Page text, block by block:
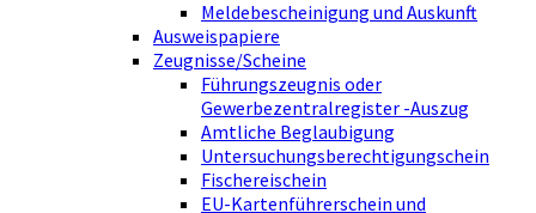
Meldebescheinigung und Auskunft
Ausweispapiere
Zeugnisse/Scheine
Führungszeugnis oder
Gewerbezentralregister -Auszug
Amtliche Beglaubigung
Untersuchungsberechtigungschein
Fischereischein
EU-Kartenführerschein und